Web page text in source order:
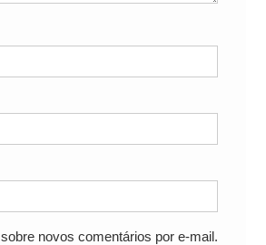
novos comentários por e-mail.